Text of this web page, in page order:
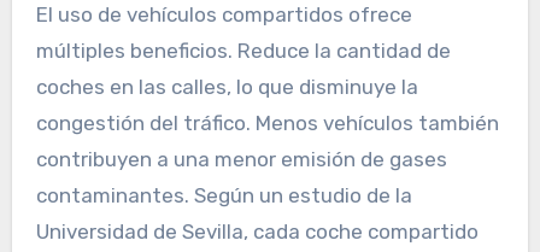
El uso de vehículos compartidos ofrece
múltiples beneficios. Reduce la cantidad de
coches en las calles, lo que disminuye la
congestión del tráfico. Menos vehículos también
contribuyen a una menor emisión de gases
contaminantes. Según un estudio de la
Universidad de Sevilla, cada coche compartido